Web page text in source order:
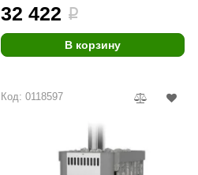
32 422 i
В корзину
Код: 0118597